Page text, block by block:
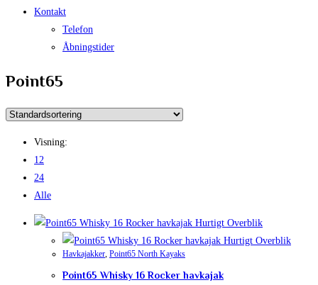
Kontakt
Telefon
Åbningstider
Point65
Visning:
12
24
Alle
Hurtigt Overblik
Hurtigt Overblik
Havkajakker, Point65 North Kayaks
Point65 Whisky 16 Rocker havkajak